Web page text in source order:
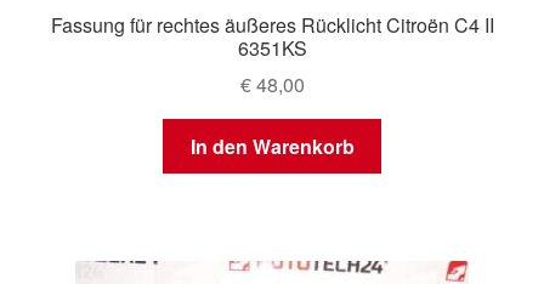
Fassung für rechtes äußeres Rücklicht Citroën C4 II
6351KS
€48,00
In den Warenkorb